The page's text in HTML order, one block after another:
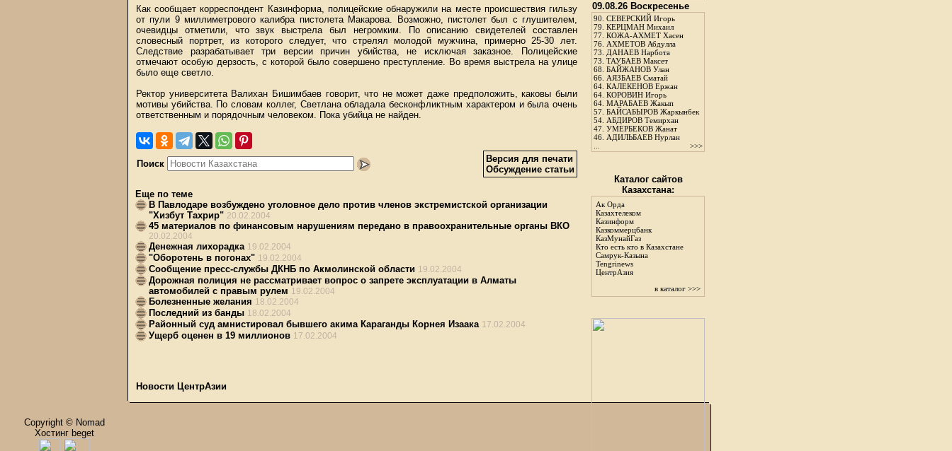
Как сообщает корреспондент Казинформа, полицейские обнаружили на месте происшествия гильзу
от пули 9 миллиметрового калибра пистолета Макарова. Возможно, пистолет был с глушителем,
очевидцы отметили, что звук выстрела был негромким. По описанию свидетелей составлен
словесный портрет, из которого следует, что стрелял молодой мужчина, примерно 25-30 лет.
Следствие разрабатывает три версии причин убийства, не исключая заказное. Полицейские
отмечают особую дерзость, с которой было совершено преступление. Во время выстрела на улице
было еще светло.
Ректор университета Валихан Бишимбаев говорит, что не может даже предположить, каковы были
мотивы убийства. По словам коллег, Светлана обладала бесконфликтным характером и была очень
ответственным и порядочным человеком. Пока убийца не найден.
Поиск
Версия для печати
Обсуждение статьи
Еще по теме
В Павлодаре возбуждено уголовное дело против членов экстремистской организации
"Хизбут Тахрир" 20.02.2004
45 материалов по финансовым нарушениям передано в правоохранительные органы ВКО
20.02.2004
Денежная лихорадка 19.02.2004
"Оборотень в погонах" 19.02.2004
Сообщение пресс-службы ДКНБ по Акмолинской области 19.02.2004
Дорожная полиция не рассматривает вопрос о запрете эксплуатации в Алматы
автомобилей с правым рулем 19.02.2004
Болезненные желания 18.02.2004
Последний из банды 18.02.2004
Районный суд амнистировал бывшего акима Караганды Корнея Изаака 17.02.2004
Ущерб оценен в 19 миллионов 17.02.2004
Новости ЦентрАзии
09.08.26 Воскресенье
90. СЕВЕРСКИЙ Игорь
79. КЕРЦМАН Михаил
77. КОЖА-АХМЕТ Хасен
76. АХМЕТОВ Абдулла
73. ДАНАЕВ Нарбота
73. ТАУБАЕВ Максет
68. БАЙЖАНОВ Улан
66. АЯЗБАЕВ Сматай
64. КАЛЕКЕНОВ Ержан
64. КОРОВИН Игорь
64. МАРАБАЕВ Жакып
57. БАЙСАБЫРОВ Жаркынбек
54. АБДИРОВ Темирхан
47. УМЕРБЕКОВ Жанат
46. АДИЛЬБАЕВ Нурлан
>>>
Каталог сайтов
Казахстана:
Ак Орда
Казахтелеком
Казинформ
Казкоммерцбанк
КазМунайГаз
Кто есть кто в Казахстане
Самрук-Казына
Tengrinews
ЦентрАзия
в каталог >>>
Copyright © Nomad
Хостинг beget